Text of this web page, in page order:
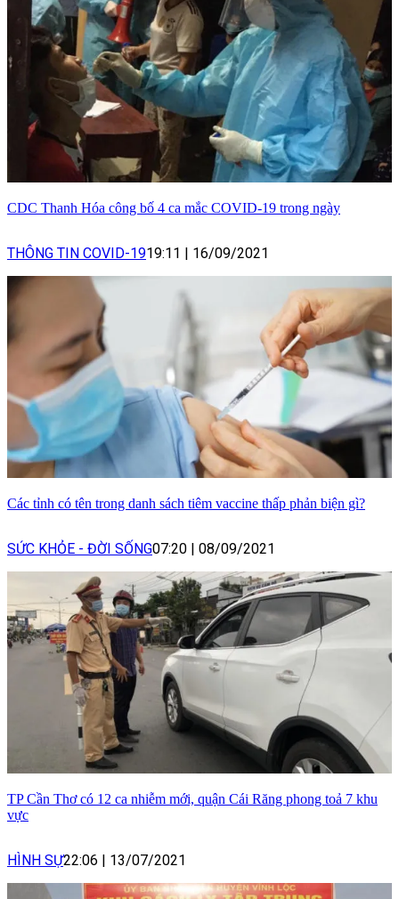
CDC Thanh Hóa công bố 4 ca mắc COVID-19 trong ngày
THÔNG TIN COVID-1919:11 16/09/2021
Các tỉnh có tên trong danh sách tiêm vaccine thấp phản biện gì?
SỨC KHỎE - ĐỜI SỐNG07:20 08/09/2021
TP Cần Thơ có 12 ca nhiễm mới, quận Cái Răng phong toả 7 khu
vực
HÌNH SỰ22:06 | 13/07/2021